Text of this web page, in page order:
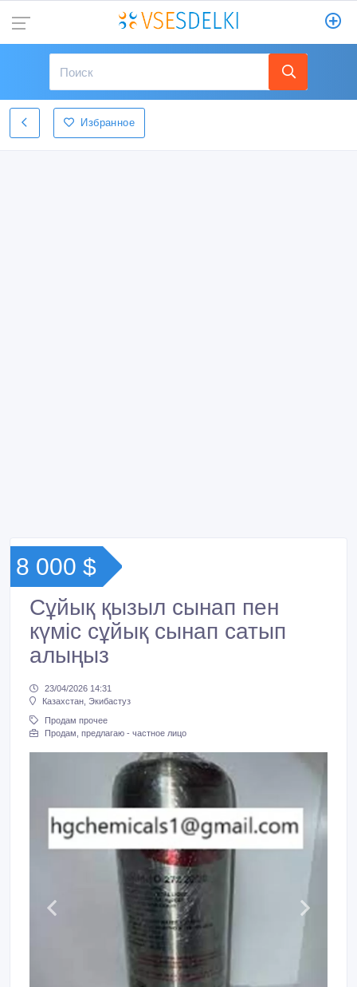
Избранное
8 000 $
Сұйық қызыл сынап пен
күміс сұйық сынап сатып
алыңыз
23/04/2026 14:31
Казахстан, Экибастуз
Продам прочее
Продам, предлагаю - частное лицо